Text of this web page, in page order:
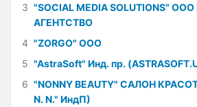
3 "SOCIAL MEDIA SOLUTIONS"
АГЕНТСТВО
4 "ZORGO" ООО
5 "AstraSoft" Инд. пр.
6 "NONNY BEAUTY" САЛОН
N. N." ИндП)